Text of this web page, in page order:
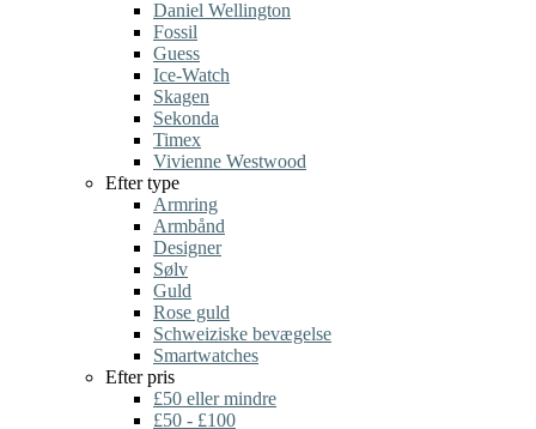
Daniel Wellington
Fossil
Guess
Ice-Watch
Skagen
Sekonda
Timex
Vivienne Westwood
Efter type
Armring
Armbånd
Designer
Sølv
Guld
Rose guld
Schweiziske bevægelse
Smartwatches
Efter pris
£50 eller mindre
£50 - £100